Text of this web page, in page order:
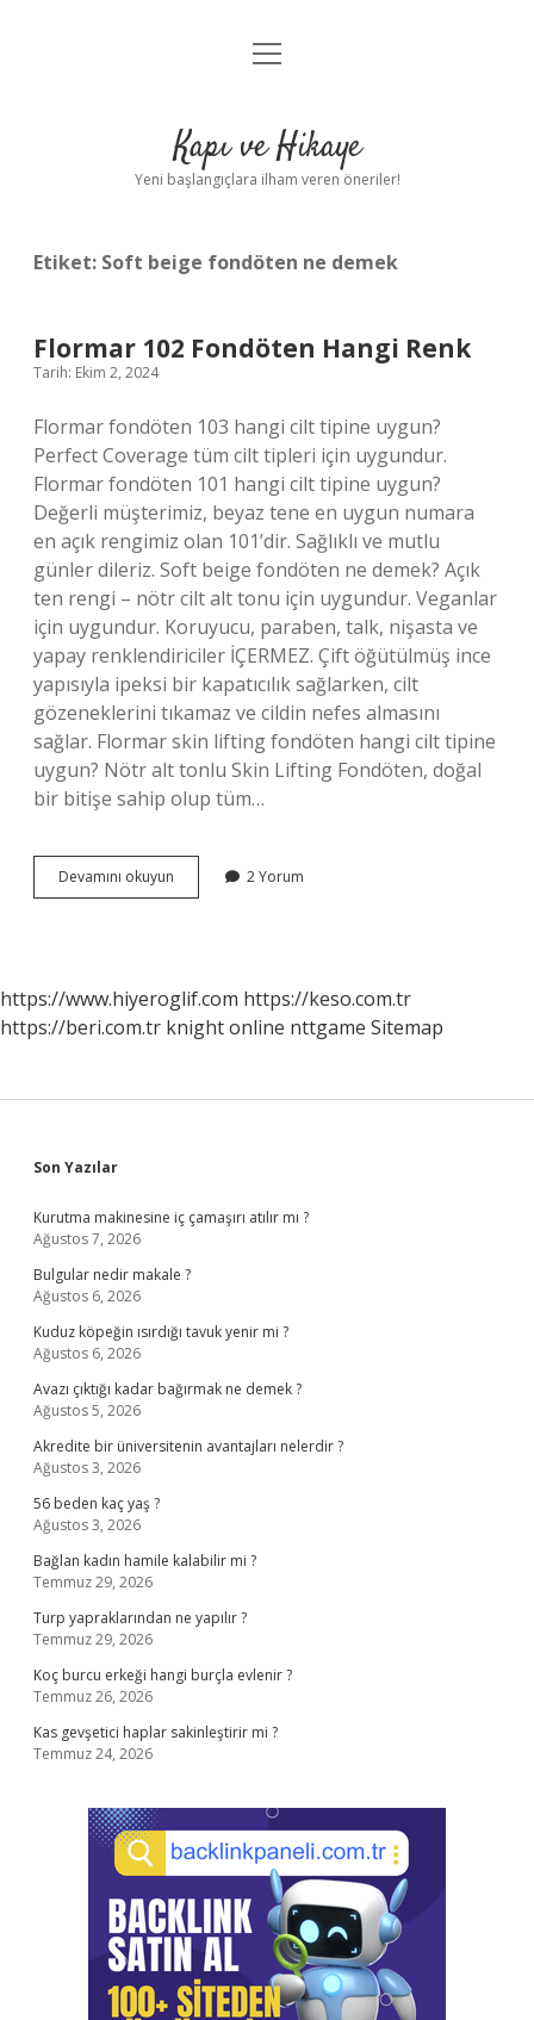
Anasayfa
Yasal Uyarı
menüyü
Kapı ve Hikaye
Yeni başlangıçlara ilham veren öneriler!
Etiket: Soft beige fondöten ne demek
Flormar 102 Fondöten Hangi Renk
Tarih: Ekim 2, 2024
Flormar fondöten 103 hangi cilt tipine uygun?
Perfect Coverage tüm cilt tipleri için uygundur.
Flormar fondöten 101 hangi cilt tipine uygun?
Değerli müşterimiz, beyaz tene en uygun numara
en açık rengimiz olan 101’dir. Sağlıklı ve mutlu
günler dileriz. Soft beige fondöten ne demek? Açık
ten rengi – nötr cilt alt tonu için uygundur. Veganlar
için uygundur. Koruyucu, paraben, talk, nişasta ve
yapay renklendiriciler İÇERMEZ. Çift öğütülmüş ince
yapısıyla ipeksi bir kapatıcılık sağlarken, cilt
gözeneklerini tıkamaz ve cildin nefes almasını
sağlar. Flormar skin lifting fondöten hangi cilt tipine
uygun? Nötr alt tonlu Skin Lifting Fondöten, doğal
bir bitişe sahip olup tüm…
Devamını okuyun Flormar
102
2 Yorum
https://www.hiyeroglif.com https://keso.com.tr
https://beri.com.tr knight online nttgame Sitemap
Sidebar
Son Yazılar
Kurutma makinesine iç çamaşırı atılır mı ?
Ağustos 7, 2026
Bulgular nedir makale ?
Ağustos 6, 2026
Kuduz köpeğin ısırdığı tavuk yenir mi ?
Ağustos 6, 2026
Avazı çıktığı kadar bağırmak ne demek ?
Ağustos 5, 2026
Akredite bir üniversitenin avantajları nelerdir ?
Ağustos 3, 2026
56 beden kaç yaş ?
Ağustos 3, 2026
Bağlan kadın hamile kalabilir mi ?
Temmuz 29, 2026
Turp yapraklarından ne yapılır ?
Temmuz 29, 2026
Koç burcu erkeği hangi burçla evlenir ?
Temmuz 26, 2026
Kas gevşetici haplar sakinleştirir mi ?
Temmuz 24, 2026